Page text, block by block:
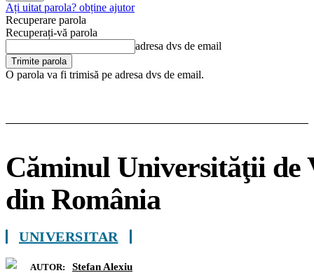
Ați uitat parola? obține ajutor
Recuperare parola
Recuperați-vă parola
adresa dvs de email
O parola va fi trimisă pe adresa dvs de email.
Căminul Universităţii de
din România
UNIVERSITAR
AUTOR: Stefan Alexiu